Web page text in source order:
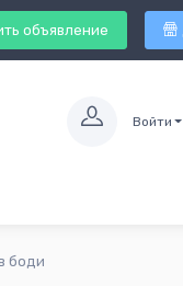
объявление
Войти
боди